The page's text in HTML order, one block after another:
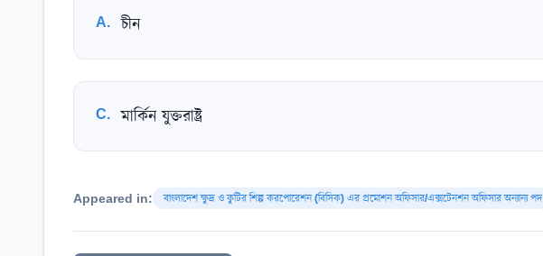
A. চীন
C. মার্কিন যুক্তরাষ্ট্র
Appeared in: বাংলাদেশ ক্ষুদ্র ও কুটির শিল্প করপোরেশন (বিসিক) এর প্রমোশন অফিসার/এক্সটেনশন অফিসার অন্যান্য পদ